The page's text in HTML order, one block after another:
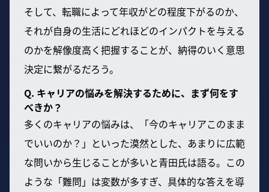
そして、転職によって年収がどの程度下がるのか、
それが自身の生活にどれほどのインパクトを与える
のかを解像度高く把握することが、納得のいく意思
決定に繋がるだろう。
Q. キャリアの悩みを解決するために、まず何をす
べきか？
多くのキャリアの悩みは、「今のキャリアこのまま
でいいのか？」といった漠然とした、あまりに広範
な問いから生じることが多いと青田氏は語る。この
ような「難問」は変数が多すぎ、具体的な答えを導